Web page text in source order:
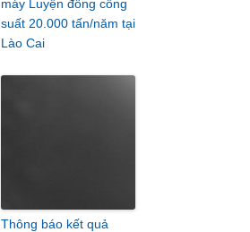
máy Luyện đồng công
suất 20.000 tấn/năm tại
Lào Cai
Thông báo kết quả